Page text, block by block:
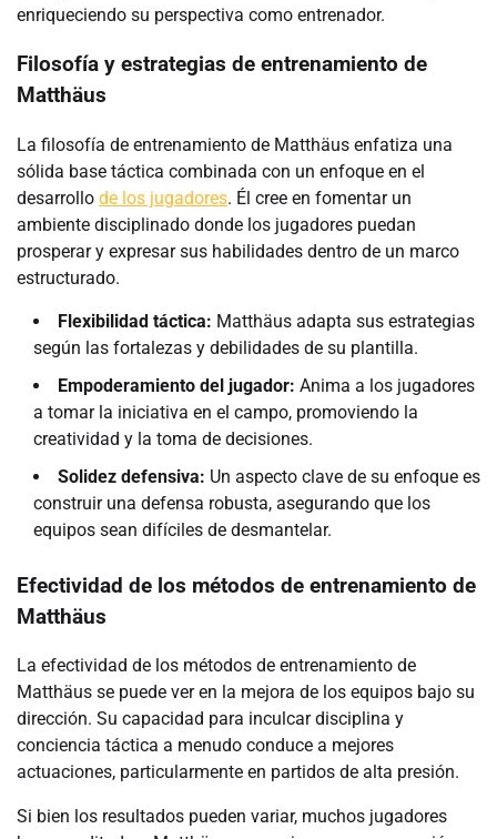
enriqueciendo su perspectiva como entrenador.
Filosofía y estrategias de entrenamiento de
Matthäus
La filosofía de entrenamiento de Matthäus enfatiza una
sólida base táctica combinada con un enfoque en el
desarrollo de los jugadores. Él cree en fomentar un
ambiente disciplinado donde los jugadores puedan
prosperar y expresar sus habilidades dentro de un marco
estructurado.
Flexibilidad táctica: Matthäus adapta sus estrategias
según las fortalezas y debilidades de su plantilla.
Empoderamiento del jugador: Anima a los jugadores
a tomar la iniciativa en el campo, promoviendo la
creatividad y la toma de decisiones.
Solidez defensiva: Un aspecto clave de su enfoque es
construir una defensa robusta, asegurando que los
equipos sean difíciles de desmantelar.
Efectividad de los métodos de entrenamiento de
Matthäus
La efectividad de los métodos de entrenamiento de
Matthäus se puede ver en la mejora de los equipos bajo su
dirección. Su capacidad para inculcar disciplina y
conciencia táctica a menudo conduce a mejores
actuaciones, particularmente en partidos de alta presión.
Si bien los resultados pueden variar, muchos jugadores